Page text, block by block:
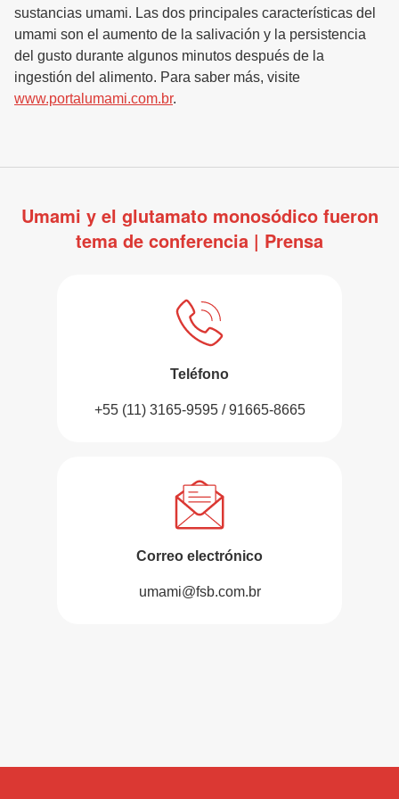
sustancias umami. Las dos principales características del
umami son el aumento de la salivación y la persistencia
del gusto durante algunos minutos después de la
ingestión del alimento. Para saber más, visite
www.portalumami.com.br.
Umami y el glutamato monosódico fueron
tema de conferencia | Prensa
Teléfono
+55 (11) 3165-9595 / 91665-8665
Correo electrónico
umami@fsb.com.br